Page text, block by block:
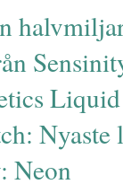
Nyaste
Neon